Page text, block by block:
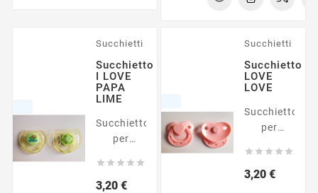
Succhietti
Succhietto
I LOVE
PAPA
LIME
Succhietto
per
reborn
    
3,20 €Prezzo
Succhietti
Succhietto
LOVE
LOVE
Succhietto
per
reborn
    
3,20 €Prezzo